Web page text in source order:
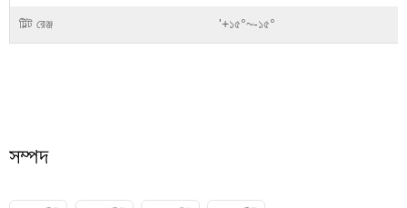
টিল্ট রেঞ্জ '+১৫°~-১৫°
সম্পদ